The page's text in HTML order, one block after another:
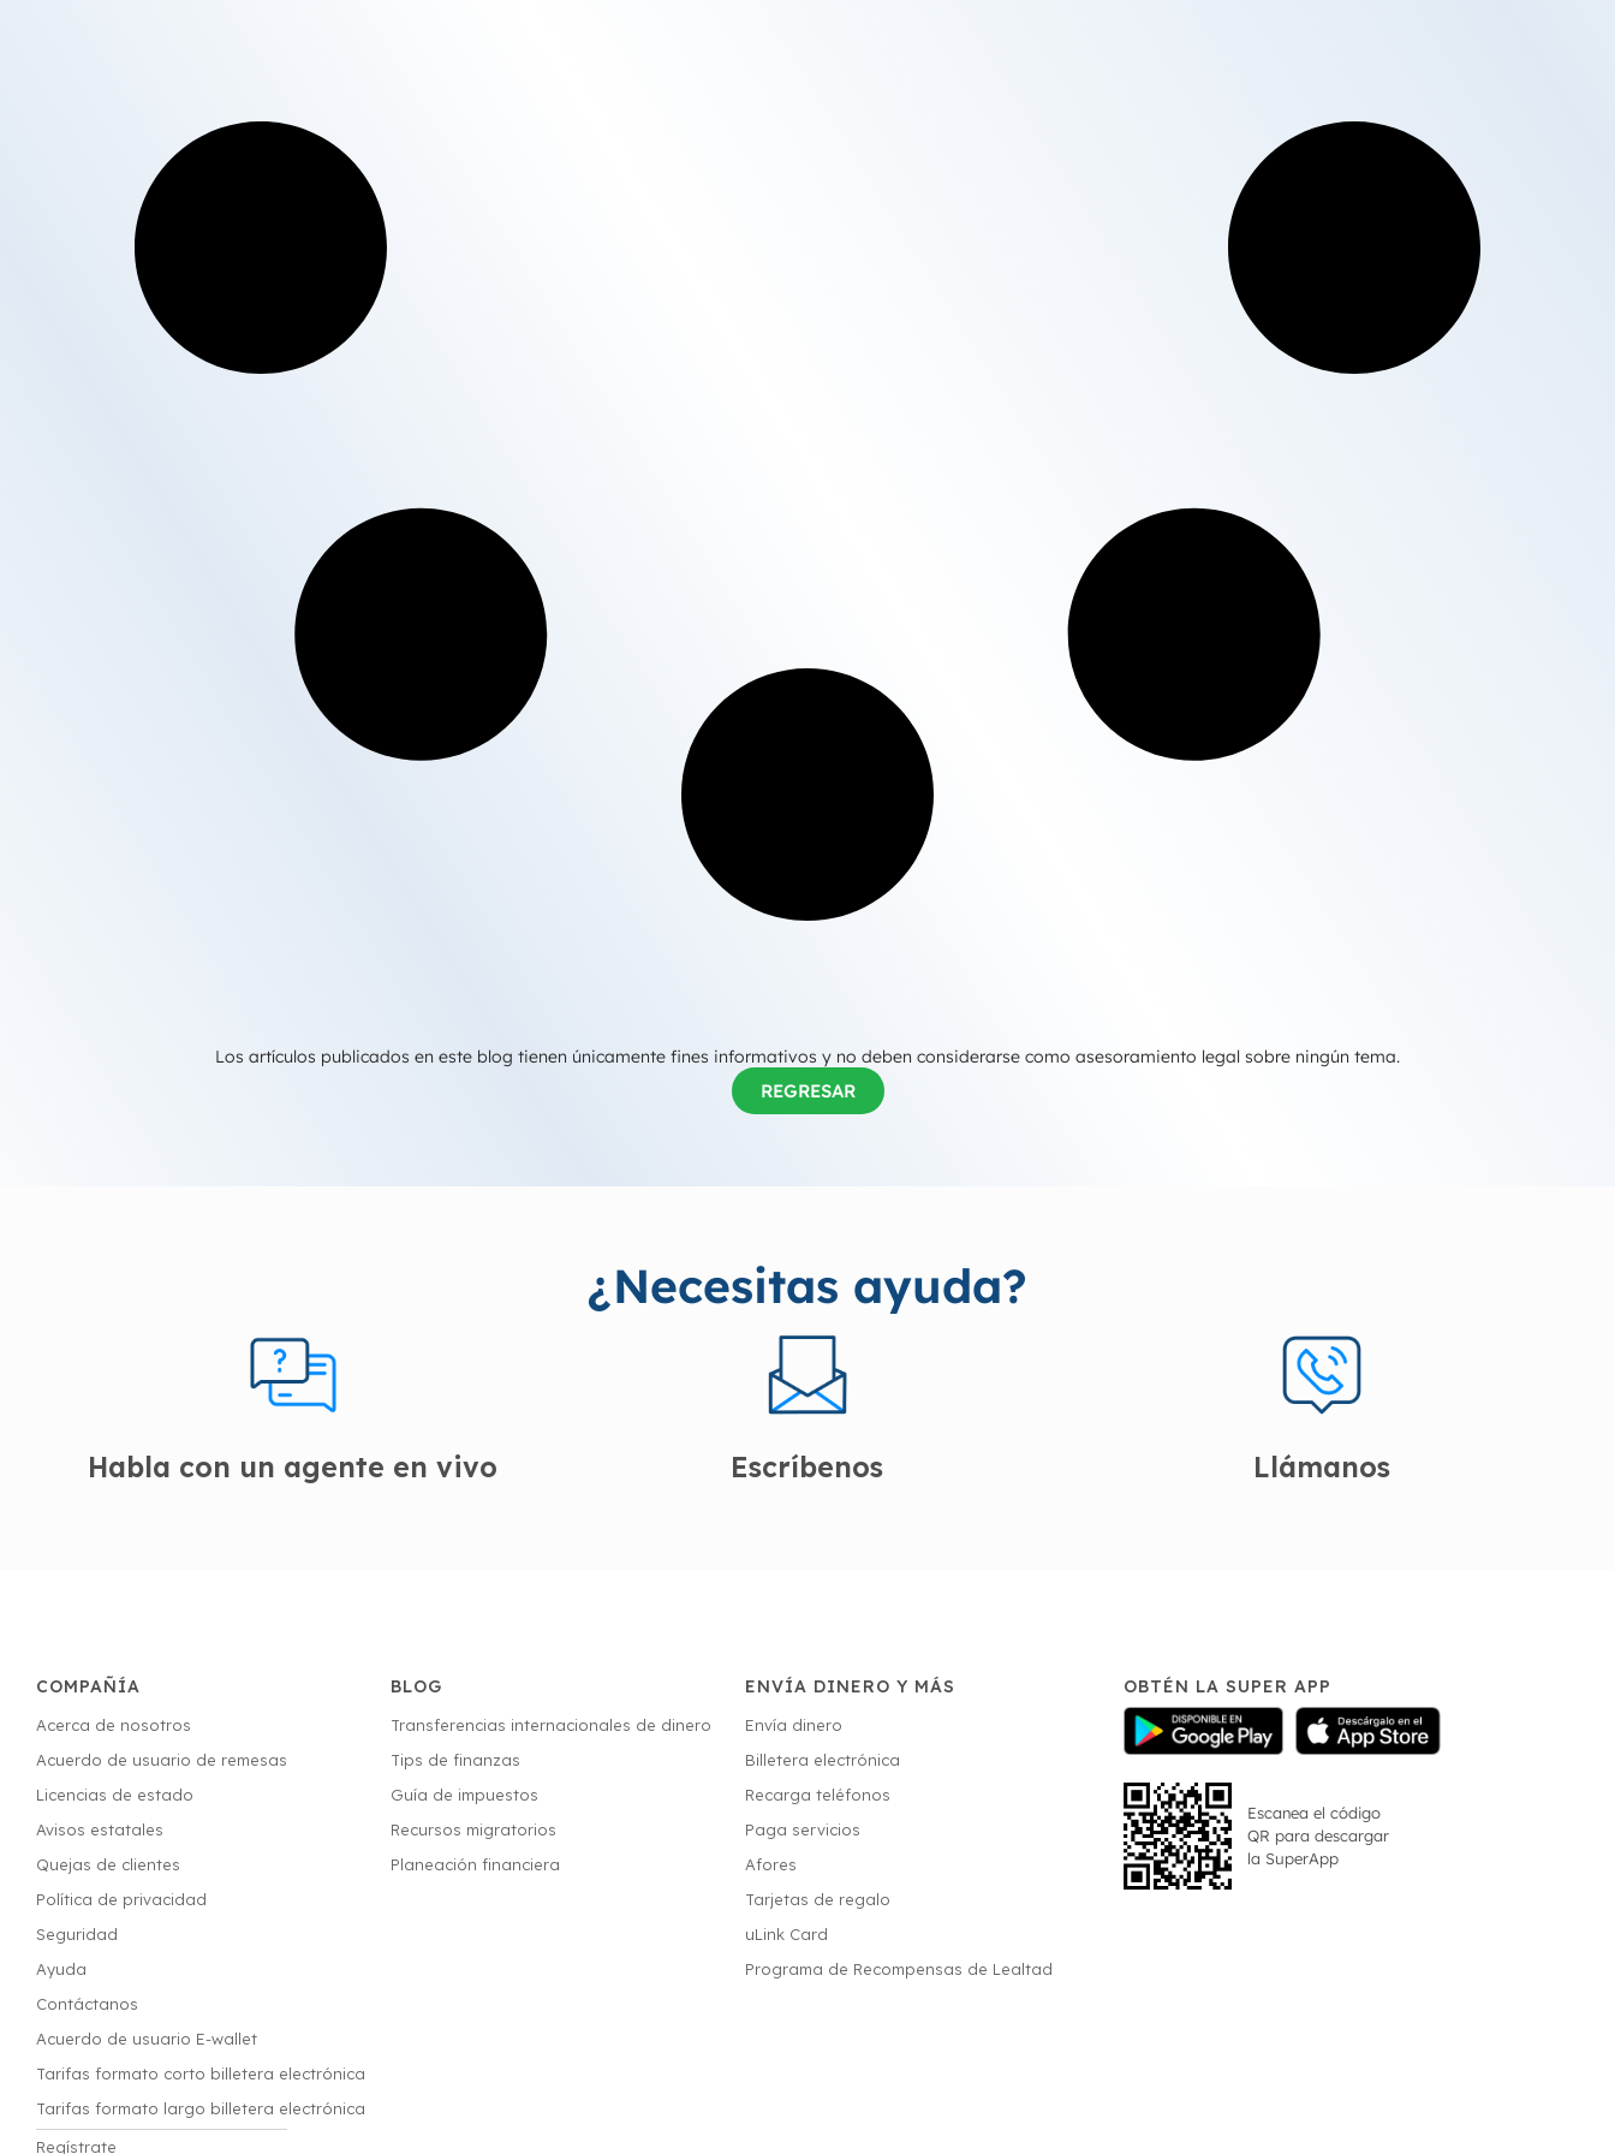
Los artículos publicados en este blog tienen únicamente fines informativos y no deben considerarse como asesoramiento legal sobre ningún tema.
REGRESAR
¿Necesitas ayuda?
Habla con un agente en vivo Escríbenos Llámanos
COMPAÑÍA
Acerca de nosotros
Acuerdo de usuario de remesas
Licencias de estado
Avisos estatales
Quejas de clientes
Política de privacidad
Seguridad
Ayuda
Contáctanos
Acuerdo de usuario E-wallet
Tarifas formato corto billetera electrónica
Tarifas formato largo billetera electrónica
Regístrate
BLOG
Transferencias internacionales de dinero
Tips de finanzas
Guía de impuestos
Recursos migratorios
Planeación financiera
ENVÍA DINERO Y MÁS
Envía dinero
Billetera electrónica
Recarga teléfonos
Paga servicios
Afores
Tarjetas de regalo
uLink Card
Programa de Recompensas de Lealtad
OBTÉN LA SUPER APP
Escanea el código
QR para descargar
la SuperApp